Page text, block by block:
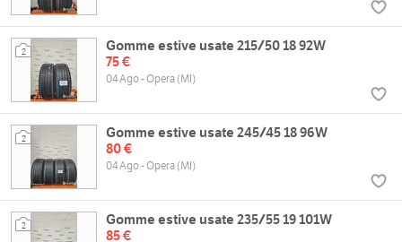
2
Gomme estive usate 215/50 18 92W
75 €
04 Ago - Opera (MI)
2
Gomme estive usate 245/45 18 96W
80 €
04 Ago - Opera (MI)
2
Gomme estive usate 235/55 19 101W
85 €